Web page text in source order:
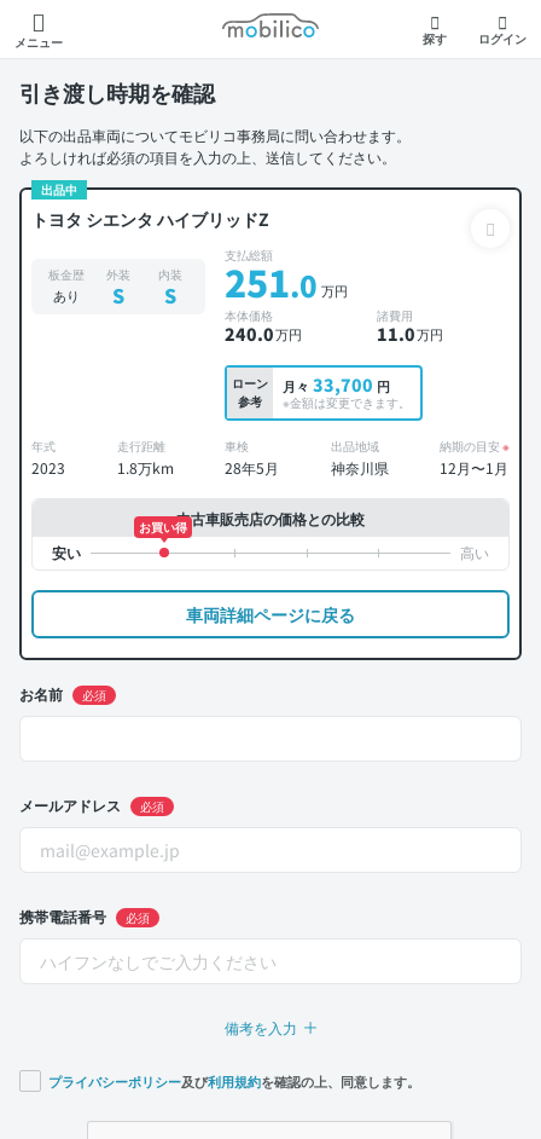
メニュー
モビリコ
探す ログイン
引き渡し時期を確認
以下の出品車両についてモビリコ事務局に問い合わせます。
よろしければ必須の項目を入力の上、送信してください。
出品中
トヨタ シエンタ ハイブリッドZ
板金歴
あり
外装
S
内装
S
支払総額
251.0 万円
本体価格
240.0万円
諸費用
11.0万円
ローン
参考
月々 33,700 円
※金額は変更できます。
年式
2023
走行距離
1.8万km
車検
28年5月
出品地域
神奈川県
納期の目安 ※
12月〜1月
中古車販売店の価格との比較
お買い得
車両詳細ページに戻る
お名前 必須
メールアドレス 必須
携帯電話番号 必須
備考を入力
プライバシーポリシー及び利用規約を確認の上、同意します。